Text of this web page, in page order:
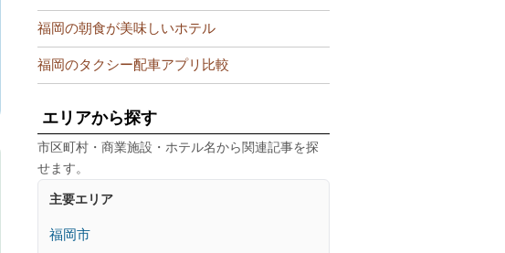
福岡の朝食が美味しいホテル
福岡のタクシー配車アプリ比較
エリアから探す
市区町村・商業施設・ホテル名から関連記事を探
せます。
主要エリア
福岡市